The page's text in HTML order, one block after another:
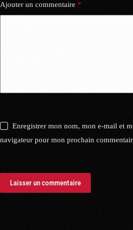
Ajouter un commentaire *
Enregistrer mon nom, mon e-mail et
navigateur pour mon prochain
Laisser un commentaire